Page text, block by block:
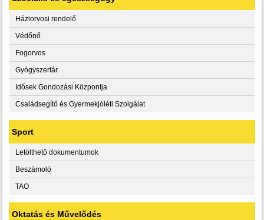
Háziorvosi rendelő
Védőnő
Fogorvos
Gyógyszertár
Idősek Gondozási Központja
Családsegítő és Gyermekjóléti Szolgálat
Sport
Letölthető dokumentumok
Beszámoló
TAO
Oktatás és Művelődés